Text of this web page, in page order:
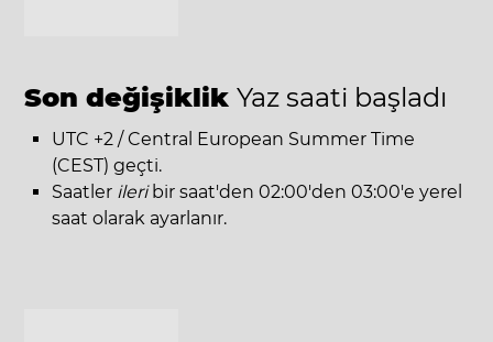
Son değişiklikYaz saati başladı
UTC +2 / Central European Summer Time
(CEST) geçti.
Saatler ileribir saat'den 02:00'den 03:00'e yerel
saat olarak ayarlanır.